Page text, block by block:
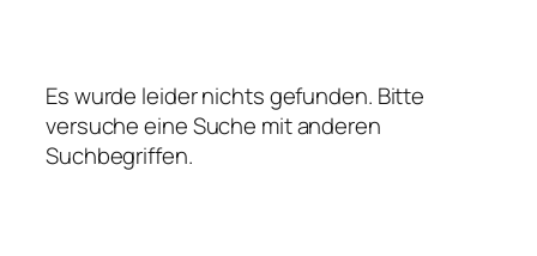
Es wurde leider nichts gefunden. Bitte
versuche eine Suche mit anderen
Suchbegriffen.